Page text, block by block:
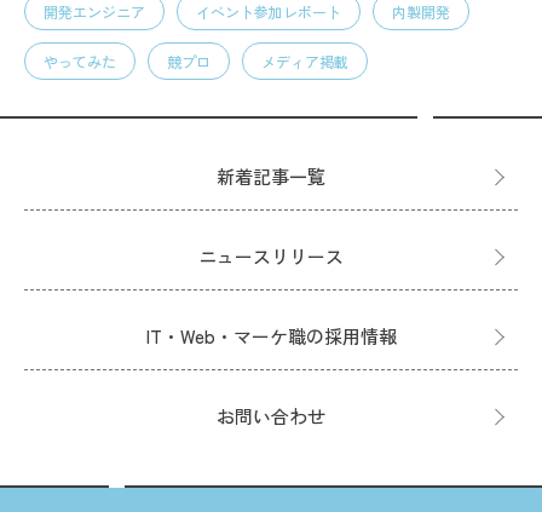
開発エンジニア イベント参加レポート 内製開発
やってみた 競プロ メディア掲載
新着記事一覧
ニュースリリース
IT・Web・マーケ職の採用情報
お問い合わせ